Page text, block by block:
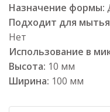
Назначение формы:
Подходит для
Нет
Использование в
Высота: 10 мм
Ширина: 100 мм